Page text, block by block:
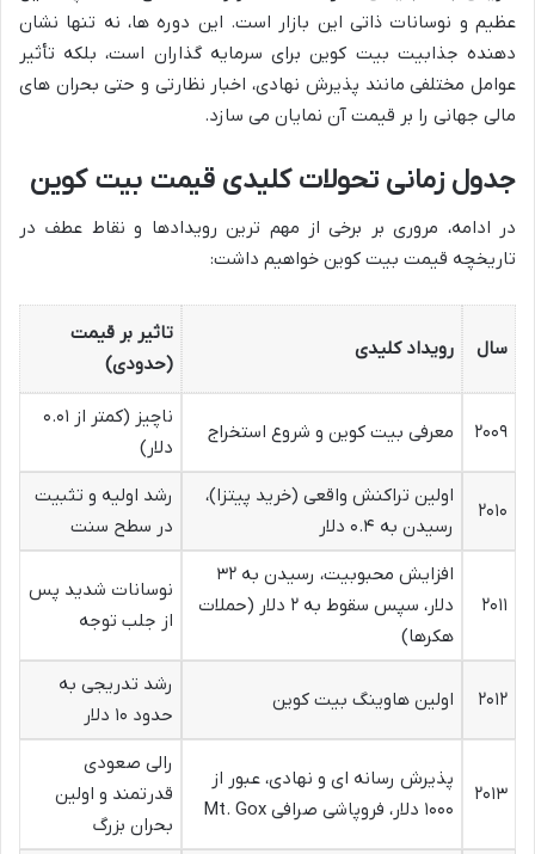
عظیم و نوسانات ذاتی این بازار است. این دوره ها، نه تنها نشان
دهنده جذابیت بیت کوین برای سرمایه گذاران است، بلکه تأثیر
عوامل مختلفی مانند پذیرش نهادی، اخبار نظارتی و حتی بحران های
مالی جهانی را بر قیمت آن نمایان می سازد.
جدول زمانی تحولات کلیدی قیمت بیت کوین
در ادامه، مروری بر برخی از مهم ترین رویدادها و نقاط عطف در
تاریخچه قیمت بیت کوین خواهیم داشت:
سال رویداد کلیدی
تاثیر بر قیمت
(حدودی)
۲۰۰۹ معرفی بیت کوین و شروع استخراج
ناچیز (کمتر از ۰.۰۱
دلار)
۲۰۱۰
اولین تراکنش واقعی (خرید پیتزا)،
رسیدن به ۰.۴ دلار
رشد اولیه و تثبیت
در سطح سنت
۲۰۱۱
افزایش محبوبیت، رسیدن به ۳۲
دلار، سپس سقوط به ۲ دلار (حملات
هکرها)
نوسانات شدید پس
از جلب توجه
۲۰۱۲ اولین هاوینگ بیت کوین
رشد تدریجی به
حدود ۱۰ دلار
۲۰۱۳
پذیرش رسانه ای و نهادی، عبور از
۱۰۰۰ دلار، فروپاشی صرافی Mt. Gox
رالی صعودی
قدرتمند و اولین
بحران بزرگ